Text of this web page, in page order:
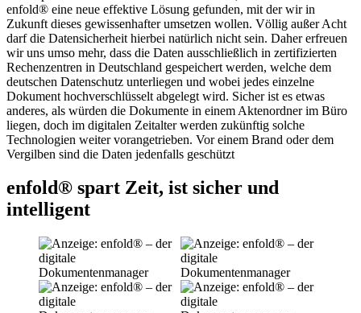
enfold® eine neue effektive Lösung gefunden, mit der wir in
Zukunft dieses gewissenhafter umsetzen wollen. Völlig außer Acht
darf die Datensicherheit hierbei natürlich nicht sein. Daher erfreuen
wir uns umso mehr, dass die Daten ausschließlich in zertifizierten
Rechenzentren in Deutschland gespeichert werden, welche dem
deutschen Datenschutz unterliegen und wobei jedes einzelne
Dokument hochverschlüsselt abgelegt wird. Sicher ist es etwas
anderes, als würden die Dokumente in einem Aktenordner im Büro
liegen, doch im digitalen Zeitalter werden zukünftig solche
Technologien weiter vorangetrieben. Vor einem Brand oder dem
Vergilben sind die Daten jedenfalls geschützt
enfold® spart Zeit, ist sicher und
intelligent